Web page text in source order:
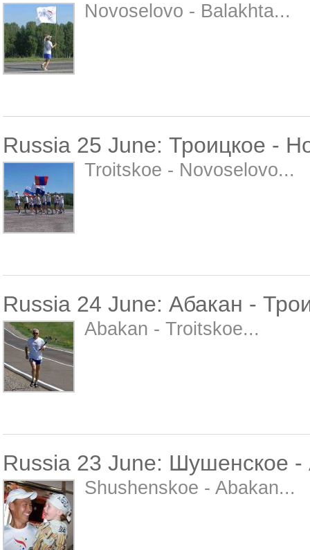
Novoselovo - Balakhta...
Russia 25 June: Троицкое -
Troitskoe - Novoselovo...
Russia 24 June: Абакан -
Abakan - Troitskoe...
Russia 23 June: Шушенское -
Shushenskoe - Abakan...